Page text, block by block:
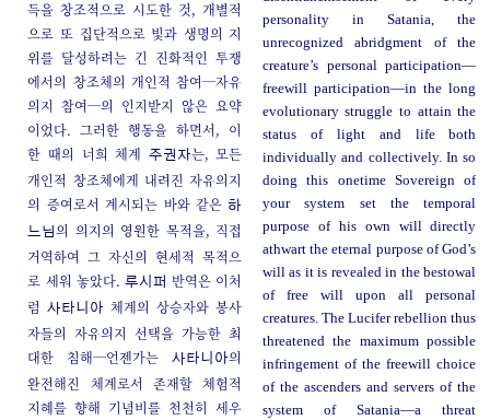
득을 창조적으로 시도한 것, 개별적
으로 또 집단적으로 빛과 생명의 지
위를 달성하려는 긴 진화적인 투쟁
에서의 창조체의 개인적 참여─자유
의지 참여─의 인지받지 않은 요약
이었다. 그러한 행동을 하면서, 이
한 때의 너희 체계
주권자는, 모든
개인적 창조체에게 내려진 자유의지
의 증여로서 계시되는 바와 같은하
느님의 의지의 영원한 목적을, 직접
거역하여 그 자신의 현세적 목적으
로 세워 놓았다. 루시퍼 반역은 이처
럼사타니아 체계의 상승자와 봉사
자들의 자유의지 선택을 가능한 최
대한 침해─언젠가는사타니아의
완전해진 체계로서 존재할 체험적
지혜를 향해 기념비를 천천히 세우
personality in Satania, the
unrecognized abridgment of the
creature’s personal participation—
freewill participation—in the long
evolutionary struggle to attain the
status of light and life both
individually and collectively. In so
doing this onetime Sovereign of
your system set the temporal
purpose of his own will directly
athwart the eternal purpose of God’s
will as it is revealed in the bestowal
of free will upon all personal
creatures. The Lucifer rebellion thus
threatened the maximum possible
infringement of the freewill choice
of the ascenders and servers of the
system of Satania—a threat